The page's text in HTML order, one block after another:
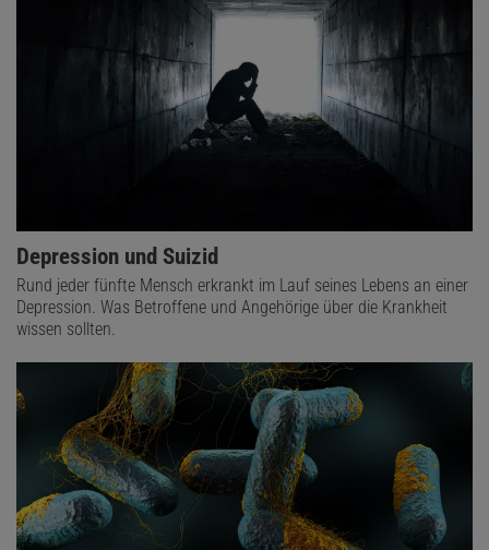
Depression und Suizid
Rund jeder fünfte Mensch erkrankt im Lauf seines Lebens an einer
Depression. Was Betroffene und Angehörige über die Krankheit
wissen sollten.